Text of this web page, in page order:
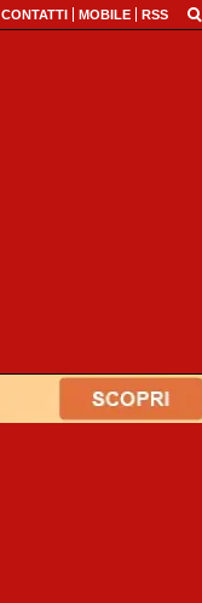
CONTATTI MOBILE RSS